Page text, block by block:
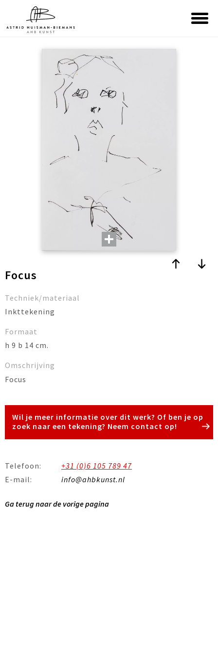
Focus
Techniek/materiaal
Inkttekening
Formaat
h 9 b 14 cm.
Omschrijving
Focus
Wil je meer informatie over dit werk? Of ben je op
zoek naar een tekening? Neem contact op!
Telefoon:
+31 (0)6 105 789 47
E-mail:
info@ahbkunst.nl
Ga terug naar de vorige pagina